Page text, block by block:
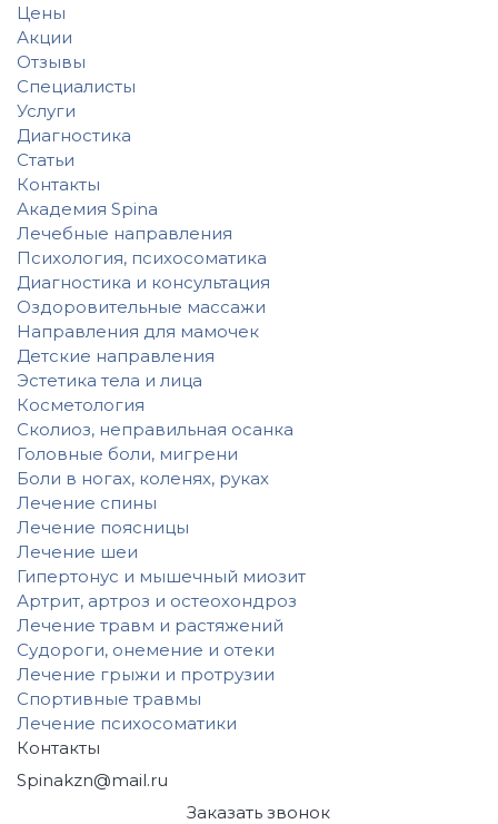
Цены
Акции
Отзывы
Специалисты
Услуги
Диагностика
Статьи
Контакты
Академия Spina
Лечебные направления
Психология, психосоматика
Диагностика и консультация
Оздоровительные массажи
Направления для мамочек
Детские направления
Эстетика тела и лица
Косметология
Сколиоз, неправильная осанка
Головные боли, мигрени
Боли в ногах, коленях, руках
Лечение спины
Лечение поясницы
Лечение шеи
Гипертонус и мышечный миозит
Артрит, артроз и остеохондроз
Лечение травм и растяжений
Судороги, онемение и отеки
Лечение грыжи и протрузии
Спортивные травмы
Лечение психосоматики
Контакты
Spinakzn@mail.ru
Заказать звонок